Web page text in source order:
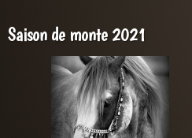
Saison de monte 2021